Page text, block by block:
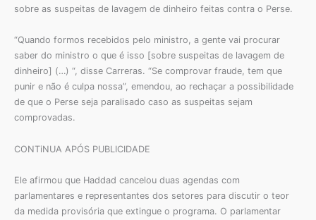
sobre as suspeitas de lavagem de dinheiro feitas contra o Perse.
“Quando formos recebidos pelo ministro, a gente vai procurar
saber do ministro o que é isso [sobre suspeitas de lavagem de
dinheiro] (…) “, disse Carreras. “Se comprovar fraude, tem que
punir e não é culpa nossa”, emendou, ao rechaçar a possibilidade
de que o Perse seja paralisado caso as suspeitas sejam
comprovadas.
CONTiNUA APÓS PUBLICIDADE
Ele afirmou que Haddad cancelou duas agendas com
parlamentares e representantes dos setores para discutir o teor
da medida provisória que extingue o programa. O parlamentar